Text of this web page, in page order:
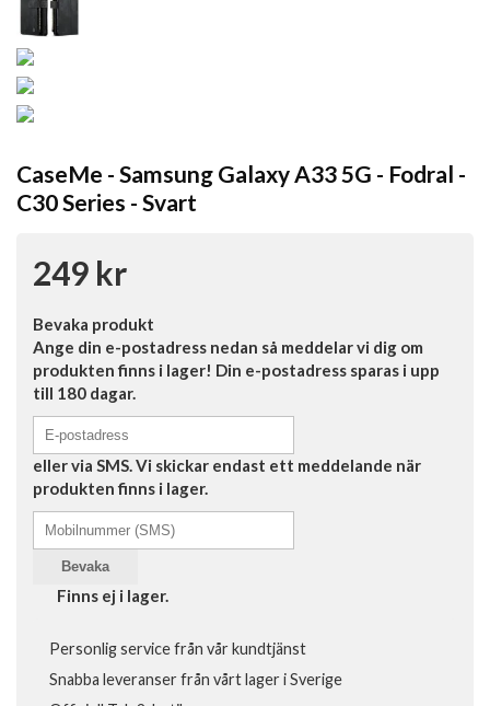
Next
CaseMe - Samsung Galaxy A33 5G - Fodral -
C30 Series - Svart
249 kr
Bevaka produkt
Ange din e-postadress nedan så meddelar vi dig om
produkten finns i lager! Din e-postadress sparas i upp
till 180 dagar.
eller via SMS. Vi skickar endast ett meddelande när
produkten finns i lager.
Bevaka
Finns ej i lager.
Personlig service från vår kundtjänst
Snabba leveranser från vårt lager i Sverige